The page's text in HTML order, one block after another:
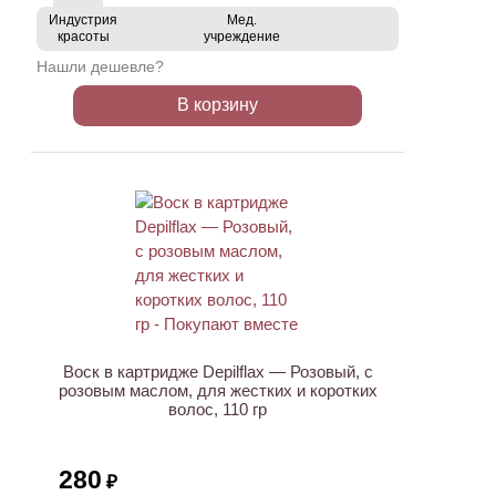
Индустрия
красоты
Мед.
учреждение
Нашли дешевле?
В корзину
Воск в картридже Depilflax — Розовый, с
розовым маслом, для жестких и коротких
волос, 110 гр
280 ₽